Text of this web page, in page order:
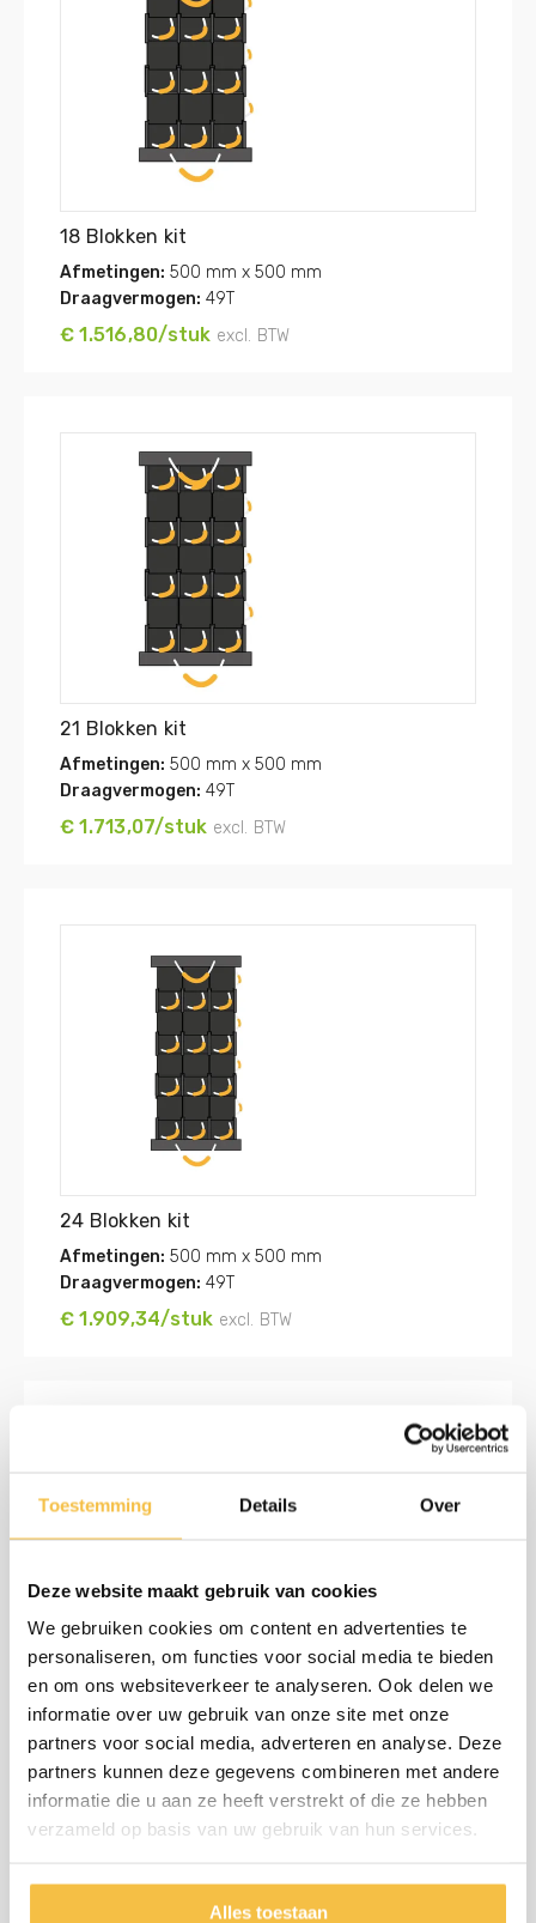
Toestemming Details Over
Deze website maakt gebruik van cookies
We gebruiken cookies om content en advertenties te
personaliseren, om functies voor social media te bieden
en om ons websiteverkeer te analyseren. Ook delen we
informatie over uw gebruik van onze site met onze
partners voor social media, adverteren en analyse. Deze
partners kunnen deze gegevens combineren met andere
informatie die u aan ze heeft verstrekt of die ze hebben
verzameld op basis van uw gebruik van hun services.
Alles toestaan
18 Blokken kit
Afmetingen: 500 mm x 500 mm
Draagvermogen: 49T
€ 1.516,80/stuk excl. BTW
21 Blokken kit
Afmetingen: 500 mm x 500 mm
Draagvermogen: 49T
€ 1.713,07/stuk excl. BTW
24 Blokken kit
Afmetingen: 500 mm x 500 mm
Draagvermogen: 49T
€ 1.909,34/stuk excl. BTW
27 Blokken kit
Afmetingen:500 mm x 500 mm
Draagvermogen:49T
€ 2.105,60/stuk excl. BTW